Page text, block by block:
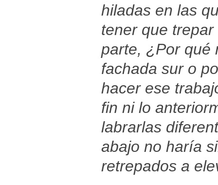
hiladas en las
tener que
parte, ¿Por qué
fachada sur o
hacer ese
fin ni lo
labrarlas
abajo no haría
retrepados a